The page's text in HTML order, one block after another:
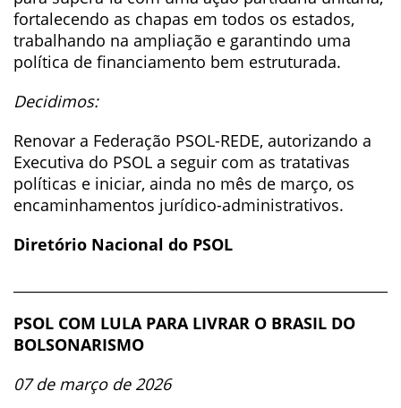
fortalecendo as chapas em todos os estados,
trabalhando na ampliação e garantindo uma
política de financiamento bem estruturada.
Decidimos:
Renovar a Federação PSOL-REDE, autorizando a
Executiva do PSOL a seguir com as tratativas
políticas e iniciar, ainda no mês de março, os
encaminhamentos jurídico-administrativos.
Diretório Nacional do PSOL
PSOL COM LULA PARA LIVRAR O BRASIL DO
BOLSONARISMO
07 de março de 2026